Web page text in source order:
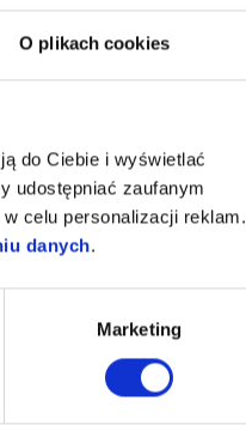
O plikach cookies
do Ciebie i wyświetlać
udostępniać zaufanym
celu personalizacji reklam.
danych.
Marketing